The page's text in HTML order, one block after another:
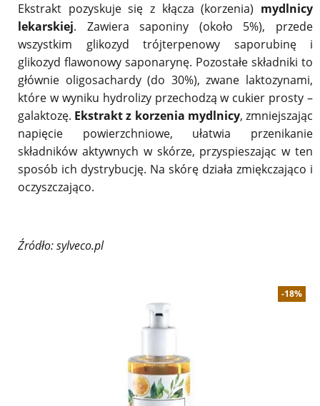
Ekstrakt pozyskuje się z kłącza (korzenia) mydlnicy
lekarskiej. Zawiera saponiny (około 5%), przede
wszystkim glikozyd trójterpenowy saporubinę i
glikozyd flawonowy saponarynę. Pozostałe składniki to
głównie oligosachardy (do 30%), zwane laktozynami,
które w wyniku hydrolizy przechodzą w cukier prosty –
galaktozę. Ekstrakt z korzenia mydlnicy, zmniejszając
napięcie powierzchniowe, ułatwia przenikanie
składników aktywnych w skórze, przyspieszając w ten
sposób ich dystrybucję. Na skórę działa zmiękczająco i
oczyszczająco.
Źródło: sylveco.pl
-18%